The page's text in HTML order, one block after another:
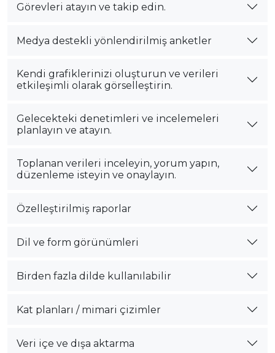
Görevleri atayın ve takip edin.
Medya destekli yönlendirilmiş anketler
Kendi grafiklerinizi oluşturun ve verileri
etkileşimli olarak görselleştirin.
Gelecekteki denetimleri ve incelemeleri
planlayın ve atayın.
Toplanan verileri inceleyin, yorum yapın,
düzenleme isteyin ve onaylayın.
Özelleştirilmiş raporlar
Dil ve form görünümleri
Birden fazla dilde kullanılabilir
Kat planları / mimari çizimler
Veri içe ve dışa aktarma